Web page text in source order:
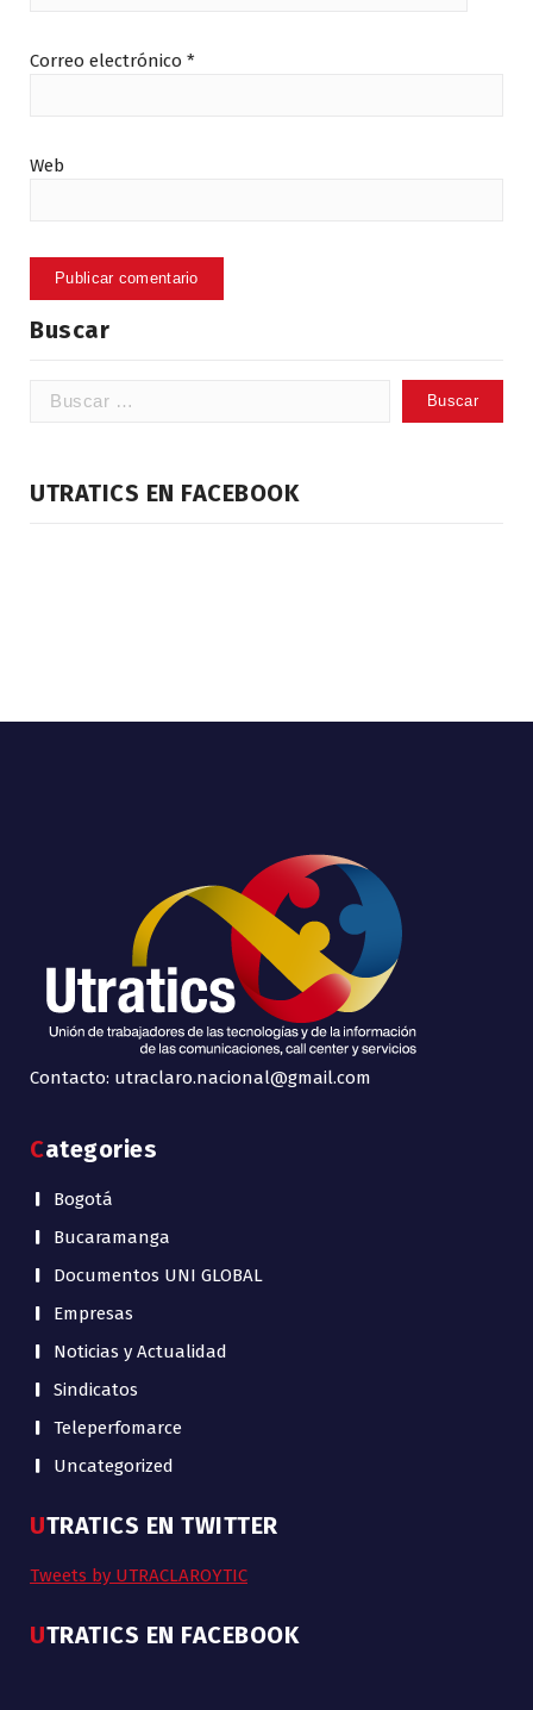
Correo electrónico *
Web
Buscar
Buscar:
UTRATICS EN FACEBOOK
Contacto: utraclaro.nacional@gmail.com
Categories
Bogotá
Bucaramanga
Documentos UNI GLOBAL
Empresas
Noticias y Actualidad
Sindicatos
Teleperfomarce
Uncategorized
UTRATICS EN TWITTER
Tweets by UTRACLAROYTIC
UTRATICS EN FACEBOOK